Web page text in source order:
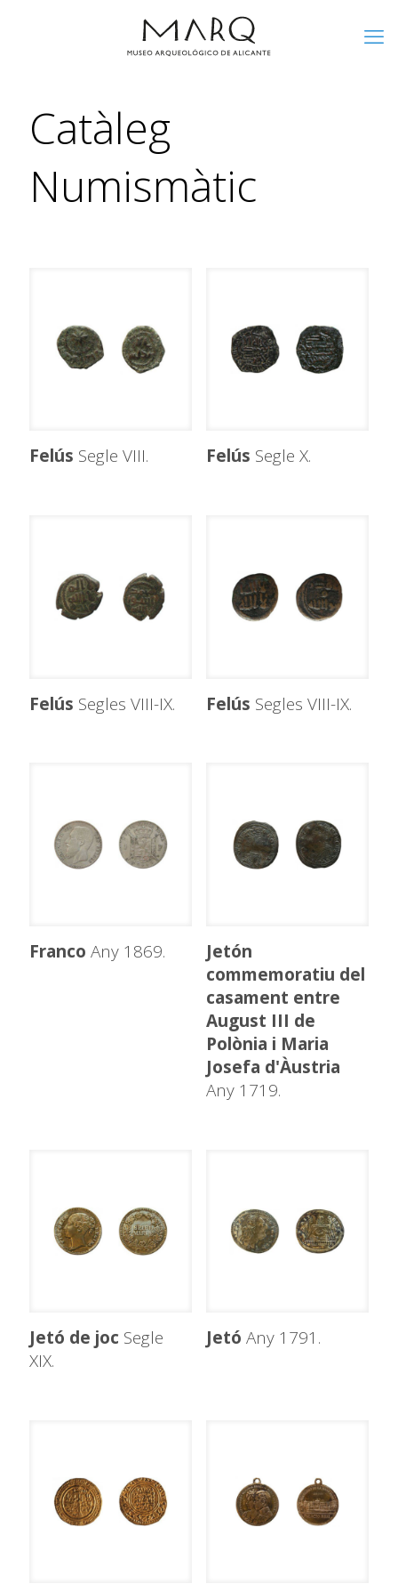
Catàleg
Numismàtic
Felús Segle VIII. Felús Segle X.
Felús Segles VIII-IX. Felús Segles VIII-IX.
Franco Any 1869.
Jetón
commemoratiu del
casament entre
August III de
Polònia i Maria
Josefa d'Àustria
Any 1719.
Jetó de joc Segle
XIX.
Jetó Any 1791.